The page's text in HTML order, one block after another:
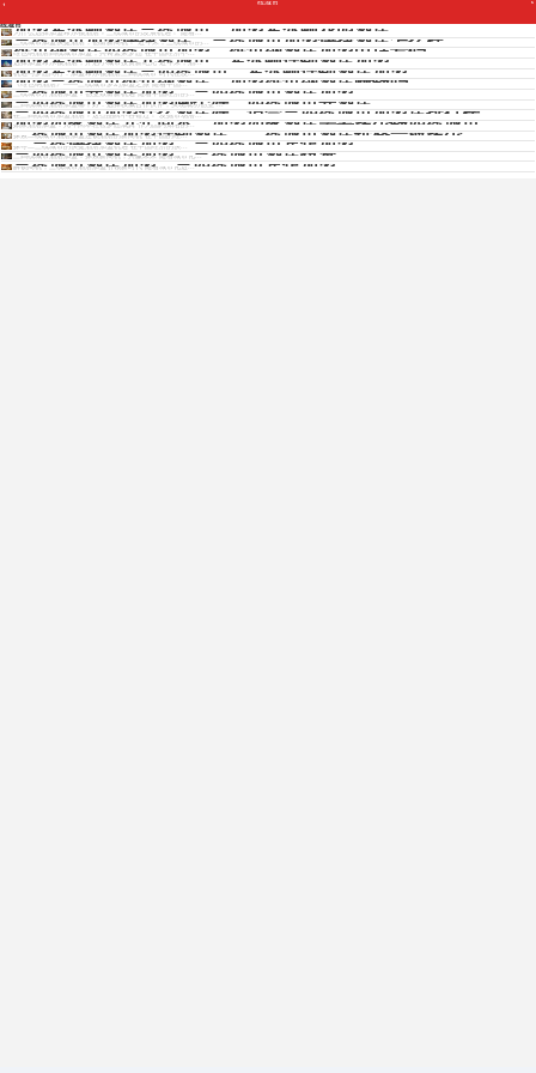
线城市
线城市加盟希尔顿酒店三线城市，加盟希尔顿花园酒店
为什么选择加盟希尔顿酒店？三线城市的发展机遇！ 随着...
三线城市加盟快捷酒店，三线城市加盟快捷酒店怎么样
三线城市加盟快捷酒店，创富新商机！ 近年来，三线城市的...
维也纳酒店四线城市加盟，维也纳酒店加盟电话号码
维也纳酒店四线城市加盟，共铸繁荣梦想 在中国经济不...
加盟希尔顿酒店几线城市，希尔顿连锁酒店加盟
选择加盟希尔顿酒店，开启小城市投资新纪元 近年来，酒...
加盟希尔顿酒店三四线城市，希尔顿连锁酒店加盟
机遇与梦想同行：加盟希尔顿酒店三四线城市 时代在发...
加盟三线城市维也纳酒店，加盟维也纳酒店赚钱吗
《维也纳酒店》——三线城市梦幻加盟之旅 随着中国...
三线城市开酒店加盟，三四线城市酒店加盟
三线城市开酒店加盟：创业致富新机遇 随着中国经济的...
三四线城市酒店加盟哪个好，四线城市开酒店
三四线城市酒店加盟哪个好：选择权威合作伙伴，实现成功创业 ...
三四线城市加盟什么酒店好，适合三四线城市加盟店排行榜
在三四线城市加盟酒店？这些品牌不容错过！ 发掘市场潜...
加盟如家酒店几年回本，加盟如家酒店需要多少钱四线城市
如家酒店加盟：几年回本轻松梦想成真 作为国内知名的...
二线城市酒店加盟连锁酒店，二线城市酒店价格一般多少
探索二线城市酒店加盟连锁酒店的新商机 在中国的经...
二三线快捷酒店加盟，三四线城市宾馆加盟
探寻二三线城市的快捷酒店加盟机遇 在中国经济的快...
三四线城市酒店加盟，三线城市酒店投资
三四线城市酒店加盟：探索新商机，共赢未来 随着城市化...
三线城市酒店加盟，三四线城市宾馆加盟
解锁商机，三线城市酒店加盟引领新时代 随着城市化进...
Copyright © 2012 - 2025 www.jiudianjiameng.cc. All Rights Reserved. 酒店加盟版权所有
免费获取各酒店招商资料
免费获取招商资料